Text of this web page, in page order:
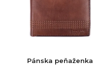
Pánska peňaženka